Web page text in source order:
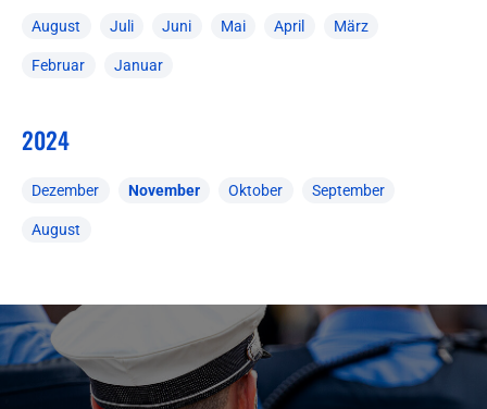
August Juli Juni Mai April März
Februar Januar
2024
Dezember November Oktober September
August